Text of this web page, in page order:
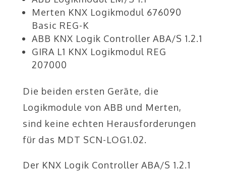
Merten KNX Logikmodul 676090
Basic REG-K
ABB KNX Logik Controller ABA/S 1.2.1
GIRA L1 KNX Logikmodul REG
207000
Die beiden ersten Geräte, die
Logikmodule von ABB und Merten,
sind keine echten Herausforderungen
für das MDT SCN-LOG1.02.
Der KNX Logik Controller ABA/S 1.2.1